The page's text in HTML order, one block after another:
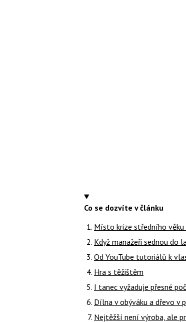
Co se dozvíte v článku
Místo krize středního
Když manažeři sednou do
Od YouTube tutoriálů k
Hra s těžištěm
I tanec vyžaduje přesné
Dílna v obýváku a dřevo v
Nejtěžší není výroba, ale